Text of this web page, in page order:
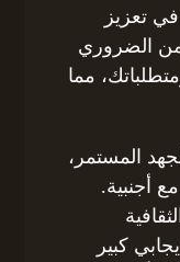
تعزيز
من الضروري
مما
المستمر،
أجنبية.
كبير